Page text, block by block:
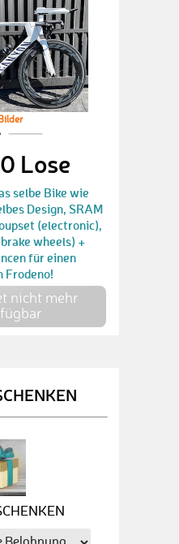
Lose
selbe Bike wie
Design, SRAM
(electronic),
wheels) +
für einen
Frodeno!
nicht mehr